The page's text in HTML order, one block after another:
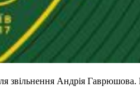
звільнення Андрія